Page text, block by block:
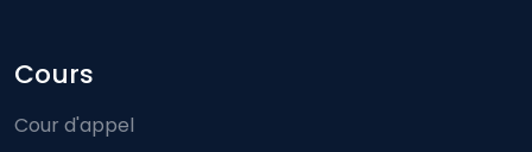
Cours
Cour d'appel